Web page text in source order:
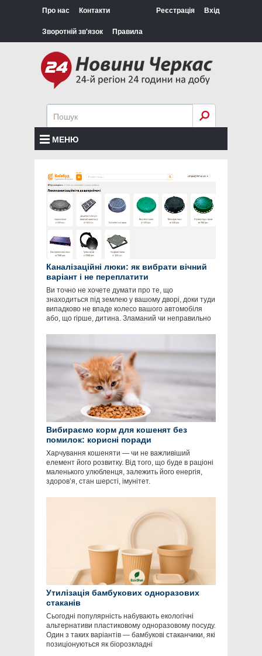
Про нас Контакти
Зворотній зв'язок Правила
Реєстрація Вхід
МЕНЮ
Каналізаційні люки: як вибрати вічний
варіант і не переплатити
Ви точно не хочете думати про те, що
знаходиться під землею у вашому дворі, доки туди
випадково не впаде колесо вашого автомобіля
або, що гірше, дитина. Зламаний чи неправильно
Вибираємо корм для кошенят без
помилок: корисні поради
Харчування кошеняти — чи не важливіший
елемент його розвитку. Від того, що буде в раціоні
маленького улюбленця, залежить його енергія,
здоров’я, стан шерсті, імунітет.
Утилізація бамбукових одноразових
стаканів
Сьогодні популярність набувають екологічні
альтернативи пластиковому одноразовому посуду.
Один з таких варіантів — бамбукові стаканчики, які
позиціонуються як біорозкладні